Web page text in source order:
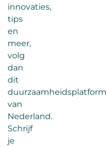
innovaties,
tips
en
meer,
volg
dan
dit
duurzaamheidsplatform
van
Nederland.
Schrijf
je